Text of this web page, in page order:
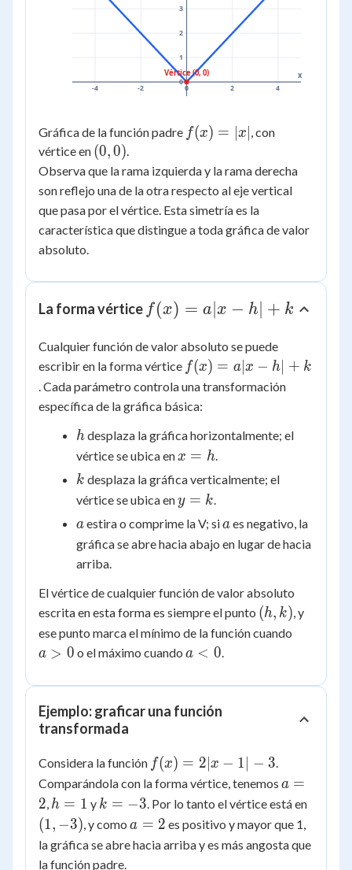
-4 -2 0 2 4
0
1
2
3
x
Vértice (0, 0)
Gráfica de la función padre f(x)
|x|
f(x) = ∣x∣ , con
vértice en (0,
0)
(0,0)
Observa que la rama izquierda y la rama derecha
son reflejo una de la otra respecto al eje vertical
que pasa por el vértice. Esta simetría es la
característica que distingue a toda gráfica de valor
absoluto.
La forma vértice f(x)
a|x
- h|
+ k
f(x) = a∣x − h∣ + k
Cualquier función de valor absoluto se puede
escribir en la forma vértice f(x)
=
a|x
+ k
f(x) = a∣x − h∣ + k
. Cada parámetro controla una transformación
específica de la gráfica básica:
h
hdesplaza la gráfica horizontalmente; el
vértice se ubica en x
h
x = h.
k
k desplaza la gráfica verticalmente; el
vértice se ubica eny
=
k
y = k
a
aestira o comprime la V; sia
aes negativo, la
gráfica se abre hacia abajo en lugar de hacia
arriba.
El vértice de cualquier función de valor absoluto
escrita en esta forma es siempre el punto (h,
k)
(h, k) , y
ese punto marca el mínimo de la función cuando
a > 0 o el máximo cuando a
0
a < 0
Ejemplo: graficar una función
transformada
Considera la función f(x)
=
2|x
- 1|
- 3
f(x) = 2∣x − 1∣ − 3
Comparándola con la forma vértice, tenemos a
=
a =
2 h
=
1
h = 1 y k
=
k = −3 . Por lo tanto el vértice está en
(1, −3) , y comoa
=
a = 2 es positivo y mayor que 1,
la gráfica se abre hacia arriba y es más angosta que
la función padre.